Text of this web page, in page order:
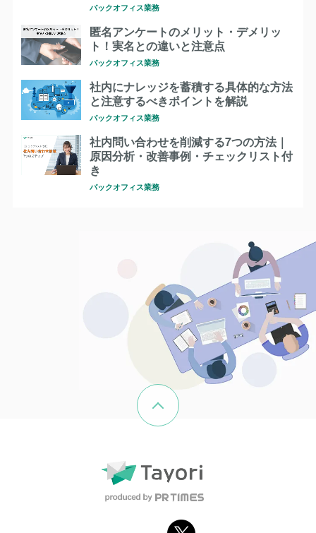
バックオフィス業務
匿名アンケートのメリット・デメリッ
ト！実名との違いと注意点
バックオフィス業務
社内にナレッジを蓄積する具体的な方法
と注意するべきポイントを解説
バックオフィス業務
社内問い合わせを削減する7つの方法｜
原因分析・改善事例・チェックリスト付
き
バックオフィス業務